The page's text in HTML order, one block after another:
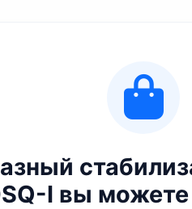
I вы